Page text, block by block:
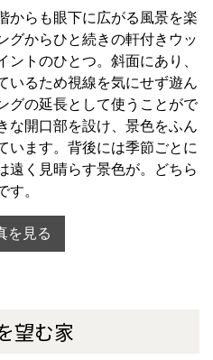
からも眼下に広がる風景を楽
グからひと続きの軒付きウッ
ントのひとつ。斜面にあり、
いるため視線を気にせず遊ん
グの延長として使うことがで
な開口部を設け、景色をふん
います。背後には季節ごとに
遠く見晴らす景色が。どちら
す。
を見る
望む家